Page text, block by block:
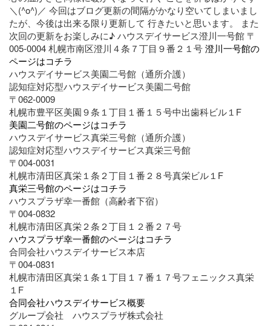
＼(^o^)／ 今回はブログ更新の間隔がかなり空いてしまいまし
たが、今後は出来る限り更新して 行きたいと思います。 また
次回の更新をお楽しみに♪ ハウスデイサービス澄川一号館 〒
005-0004 札幌市南区澄川４条７丁目９番２１号澄川一号館の
ページはコチラ
ハウスデイサービス美園二号館（通所介護）
認知症対応型ハウスデイサービス美園二号館
〒062-0009
札幌市豊平区美園９条１丁目１番１５号中出歯科ビル１F
美園二号館のページはコチラ
ハウスデイサービス真栄三号館（通所介護）
認知症対応型ハウスデイサービス真栄三号館
〒004-0031
札幌市清田区真栄１条２丁目１番２８号真栄ビル１F
真栄三号館のページはコチラ
ハウスプラザ幸一番館（高齢者下宿）
〒004-0832
札幌市清田区真栄２条２丁目１２番２７号
ハウスプラザ幸一番館のページはコチラ
合同会社ハウスデイサービス本店
〒004-0831
札幌市清田区真栄１条１丁目１７番１７号フェニックス真栄
１F
合同会社ハウスデイサービス概要
グループ会社 ハウスプラザ株式会社